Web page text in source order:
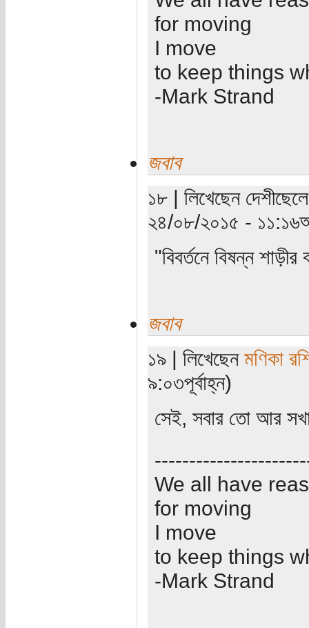
for moving
I move
to keep things
-Mark Strand
জবাব
১৮ | লিখেছেন
২৪/০৮/২০১৫ -
"বিবর্তনে বিষন্ন
জবাব
১৯ | লিখেছেন মণিকা
৯:০৩পূর্বাহ্ন)
সেই, সবার তো আর
We all have
for moving
I move
to keep things
-Mark Strand